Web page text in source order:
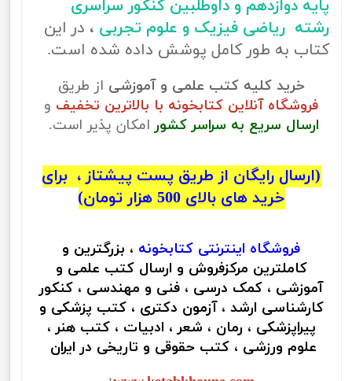
پایه دوازدهم و داوطلبین کنکور سراسری
رشته ریاضی فیزیک و علوم تجربی ، در این
کتاب به طور کامل پوشش داده شده است.
خرید کلیه کتب علمی و آموزشی از طریق
فروشگاه آنلاین کتابخونه با بالاترین تخفیف و
ارسال سریع به سراسر کشور امکان پذیر است.
(ارسال رایگان از طریق پست پیشتاز ، برای
خرید های بالای 500 هزار تومان)
فروشگاه اینترنتی کتابخونه ، بزرگترین و
کاملترین مرکزفروش و ارسال کتب علمی و
آموزشی ، کمک درسی ، فنی و مهندسی ، کنکور
کارشناسی ارشد ، آزمون دکتری ، کتب پزشکی و
پیراپزشکی ، رمان ، شعر ، ادبیات ، کتب هنر ،
علوم ورزشی ، کتب حقوقی و تاریخی در ایران